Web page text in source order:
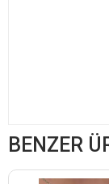
BENZER